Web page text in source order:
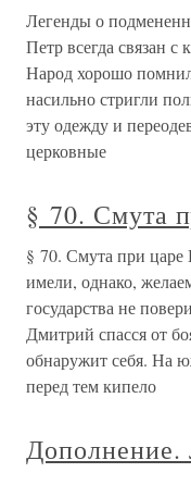
Легенды о
Петр всегда связан
Народ хорошо
насильно стригли
эту одежду и
церковные
§ 70. Смута
§ 70. Смута при
имели, однако,
государства не
Дмитрий спасся от
обнаружит себя. На
перед тем кипело
Дополнение.